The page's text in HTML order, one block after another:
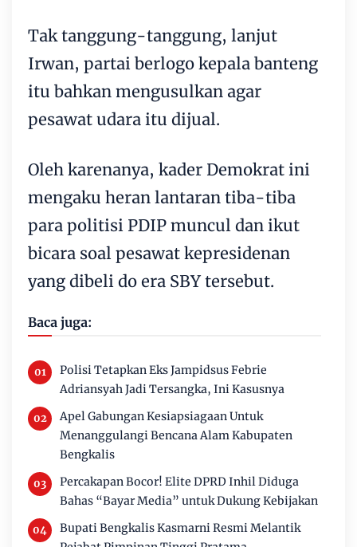
Tak tanggung-tanggung, lanjut
Irwan, partai berlogo kepala banteng
itu bahkan mengusulkan agar
pesawat udara itu dijual.
Oleh karenanya, kader Demokrat ini
mengaku heran lantaran tiba-tiba
para politisi PDIP muncul dan ikut
bicara soal pesawat kepresidenan
yang dibeli do era SBY tersebut.
Baca juga:
Polisi Tetapkan Eks Jampidsus Febrie
Adriansyah Jadi Tersangka, Ini Kasusnya
Apel Gabungan Kesiapsiagaan Untuk
Menanggulangi Bencana Alam Kabupaten
Bengkalis
Percakapan Bocor! Elite DPRD Inhil Diduga
Bahas “Bayar Media” untuk Dukung Kebijakan
Bupati Bengkalis Kasmarni Resmi Melantik